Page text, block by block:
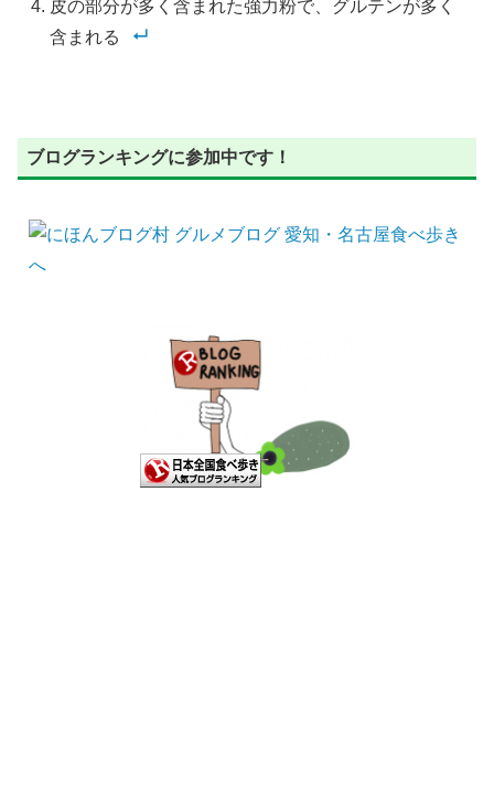
皮の部分が多く含まれた強力粉で、グルテンが多く
含まれる
ブログランキングに参加中です！